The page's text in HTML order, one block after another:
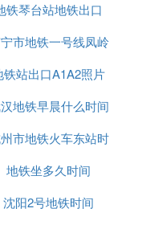
地铁运营线路共
为地铁系统，里
线，在建里程90
阳地铁1、2号线运
27772万乘次，
铁琴台站地铁出口
市地铁一号线凤岭
站出口
铁站出口A1A2照片
地铁早晨什么时间
营业
市地铁火车东站时
间表
地铁坐多久时间
沈阳2号地铁时间